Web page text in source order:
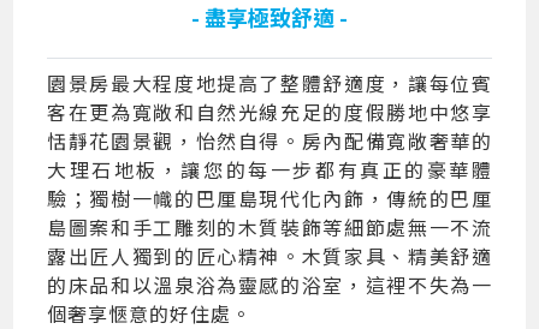
- 盡享極致舒適 -
園景房最大程度地提高了整體舒適度，讓每位賓
客在更為寬敞和自然光線充足的度假勝地中悠享
恬靜花園景觀，怡然自得。房內配備寬敞奢華的
大理石地板，讓您的每一步都有真正的豪華體
驗；獨樹一幟的巴厘島現代化內飾，傳統的巴厘
島圖案和手工雕刻的木質裝飾等細節處無一不流
露出匠人獨到的匠心精神。木質家具、精美舒適
的床品和以溫泉浴為靈感的浴室，這裡不失為一
個奢享愜意的好住處。